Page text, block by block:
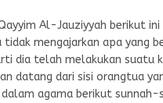
Al-Jauziyyah berikut ini
tidak mengajarkan apa yang
dia telah melakukan suatu
datang dari sisi orangtua
agama berikut sunnah-